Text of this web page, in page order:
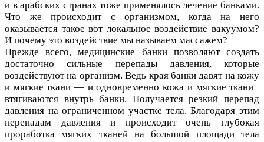
и в арабских странах тоже применялось лечение банками.
Что же происходит с организмом, когда на него
оказывается такое вот локальное воздействие вакуумом?
И почему это воздействие мы называем массажем?
Прежде всего, медицинские банки позволяют создать
достаточно сильные перепады давления, которые
воздействуют на организм. Ведь края банки давят на кожу
и мягкие ткани — и одновременно кожа и мягкие ткани
втягиваются внутрь банки. Получается резкий перепад
давления на ограниченном участке тела. Благодаря этим
перепадам давления и происходит очень глубокая
проработка мягких тканей на большой площади тела